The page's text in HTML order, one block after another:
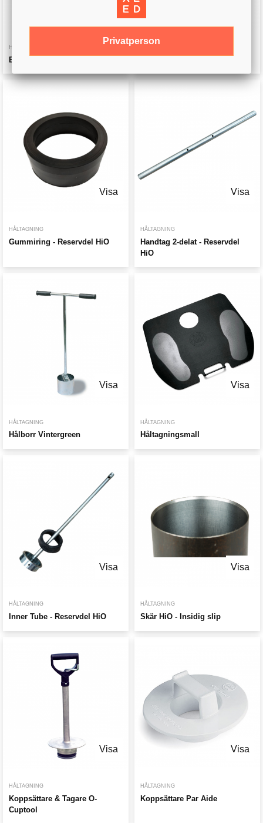
HÅLTAGNING
Ejecting Rod - Reservdel HIO
Visa
HÅLTAGNING
Gummiring - Reservdel HiO
Visa
HÅLTAGNING
Handtag 2-delat - Reservdel
HiO
Visa
HÅLTAGNING
Hålborr Vintergreen
Visa
HÅLTAGNING
Håltagningsmall
Visa
HÅLTAGNING
Inner Tube - Reservdel HiO
Visa
HÅLTAGNING
Skär HiO - Insidig slip
Visa
HÅLTAGNING
Koppsättare & Tagare O-
Cuptool
Visa
HÅLTAGNING
Koppsättare Par Aide
Privatperson